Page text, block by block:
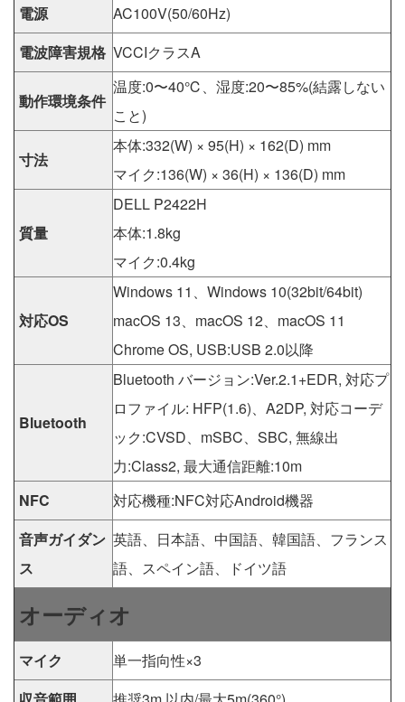
電源
AC100V(50/60Hz)
電波障害規格 VCCIクラスA
動作環境条件
温度:0〜40℃、湿度:20〜85%(結露しない
こと)
寸法
本体:332(W) × 95(H) × 162(D) mm
マイク:136(W) × 36(H) × 136(D) mm
質量
DELL P2422H
本体:1.8kg
マイク:0.4kg
対応OS
Windows 11、Windows 10(32bit/64bit)
macOS 13、macOS 12、macOS 11
Chrome OS, USB:USB 2.0以降
Bluetooth
Bluetooth バージョン:Ver.2.1+EDR, 対応プ
ロファイル: HFP(1.6)、A2DP, 対応コーデ
ック:CVSD、mSBC、SBC, 無線出
力:Class2, 最大通信距離:10m
NFC
対応機種:NFC対応Android機器
音声ガイダン
ス
英語、日本語、中国語、韓国語、フランス
語、スペイン語、ドイツ語
オーディオ
マイク
単一指向性×3